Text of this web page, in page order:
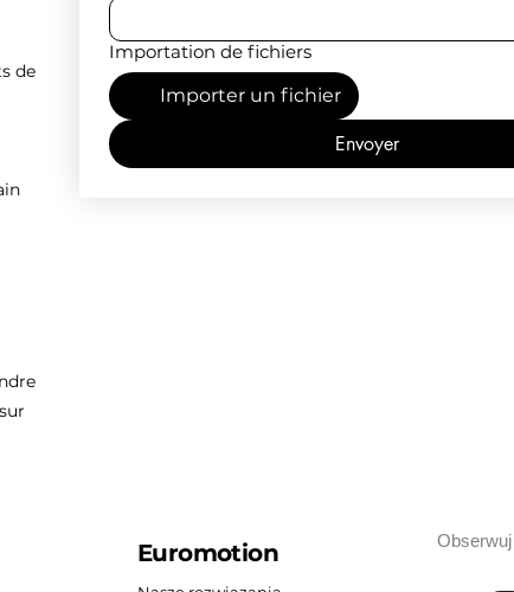
de
Importation de fichiers
Importer un fichier
Envoyer
Euromotion